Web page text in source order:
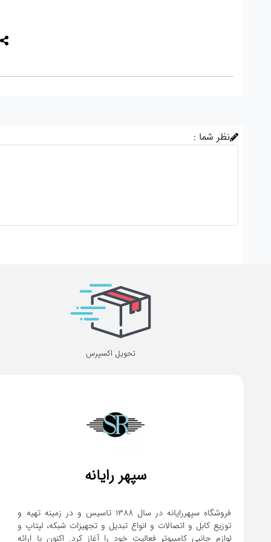
نظر شما :
تحویل اکسپرس
سپهر رایانه
فروشگاه سپهررایانه در سال 1388 تاسیس و در زمینه تهیه و
توزیع کابل و اتصالات و انواع تبدیل و تجهیزات شبکه، لپتاپ و
لوازم جانبی کامپیوتر فعالیت خود را آغاز کرد. اکنون با ارائه